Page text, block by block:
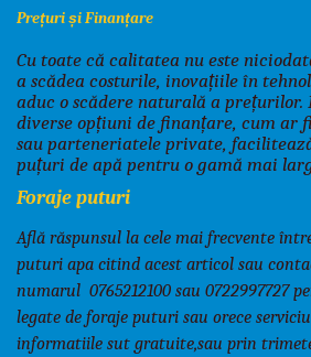
Prețuri și Finanțare
Cu toate că calitatea nu este
a scădea costurile, inovațiile în
aduc o scădere naturală a prețurilor.
diverse opțiuni de finanțare, cum ar
sau parteneriatele private,
puțuri de apă pentru o gamă mai
Foraje puturi
Află răspunsul la cele mai frecvente
puturi apa citind acest articol sau
numarul 0765212100 sau 0722997727
legate de foraje puturi sau orece
informatiile sut gratuite,sau prin